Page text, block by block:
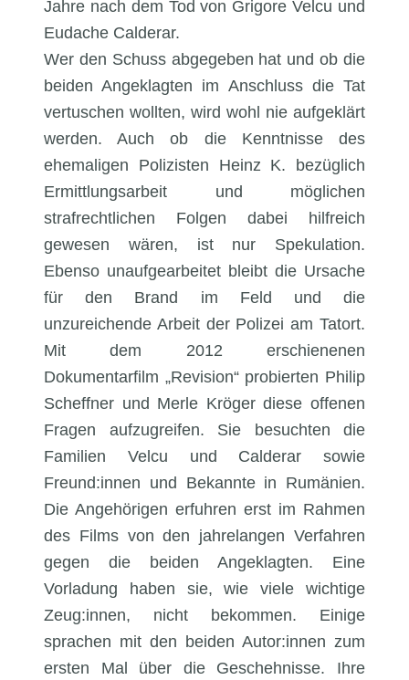
Jahre nach dem Tod von Grigore Velcu und
Eudache Calderar.
Wer den Schuss abgegeben hat und ob die
beiden Angeklagten im Anschluss die Tat
vertuschen wollten, wird wohl nie aufgeklärt
werden. Auch ob die Kenntnisse des
ehemaligen Polizisten Heinz K. bezüglich
Ermittlungsarbeit und möglichen
strafrechtlichen Folgen dabei hilfreich
gewesen wären, ist nur Spekulation.
Ebenso unaufgearbeitet bleibt die Ursache
für den Brand im Feld und die
unzureichende Arbeit der Polizei am Tatort.
Mit dem 2012 erschienenen
Dokumentarfilm „Revision“ probierten Philip
Scheffner und Merle Kröger diese offenen
Fragen aufzugreifen. Sie besuchten die
Familien Velcu und Calderar sowie
Freund:innen und Bekannte in Rumänien.
Die Angehörigen erfuhren erst im Rahmen
des Films von den jahrelangen Verfahren
gegen die beiden Angeklagten. Eine
Vorladung haben sie, wie viele wichtige
Zeug:innen, nicht bekommen. Einige
sprachen mit den beiden Autor:innen zum
ersten Mal über die Geschehnisse. Ihre